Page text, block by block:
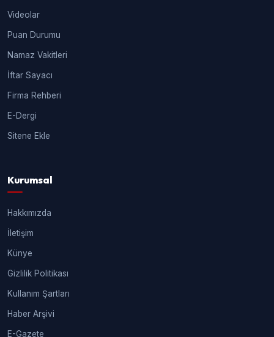
Videolar
Puan Durumu
Namaz Vakitleri
İftar Sayacı
Firma Rehberi
E-Dergi
Sitene Ekle
Kurumsal
Hakkımızda
İletişim
Künye
Gizlilik Politikası
Kullanım Şartları
Haber Arşivi
E-Gazete